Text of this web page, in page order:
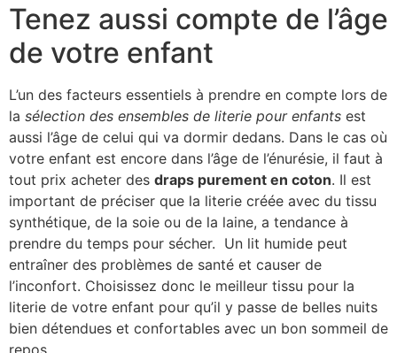
Tenez aussi compte de l’âge
de votre enfant
L’un des facteurs essentiels à prendre en compte lors de
la sélection des ensembles de literie pour enfants est
aussi l’âge de celui qui va dormir dedans. Dans le cas où
votre enfant est encore dans l’âge de l’énurésie, il faut à
tout prix acheter des draps purement en coton. Il est
important de préciser que la literie créée avec du tissu
synthétique, de la soie ou de la laine, a tendance à
prendre du temps pour sécher. Un lit humide peut
entraîner des problèmes de santé et causer de
l’inconfort. Choisissez donc le meilleur tissu pour la
literie de votre enfant pour qu’il y passe de belles nuits
bien détendues et confortables avec un bon sommeil de
repos.